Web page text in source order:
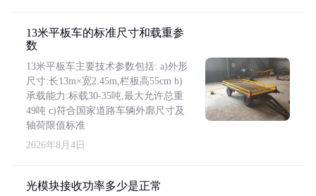
13米平板车的标准尺寸和载重参
数
13米平板车主要技术参数包括: a)外形
尺寸:长13m×宽2.45m,栏板高55cm b)
承载能力:标载30-35吨,最大允许总重
49吨 c)符合国家道路车辆外廓尺寸及
轴荷限值标准
2026年8月4日
光模块接收功率多少是正常